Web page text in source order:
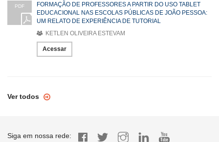
PDF
FORMAÇÃO DE PROFESSORES A PARTIR DO USO TABLET
EDUCACIONAL NAS ESCOLAS PÚBLICAS DE JOÃO PESSOA:
UM RELATO DE EXPERIÊNCIA DE TUTORIAL
KETLEN OLIVEIRA ESTEVAM
Acessar
Ver todos
Siga em nossa rede: